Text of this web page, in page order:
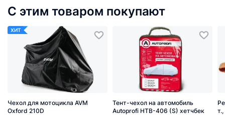
С этим товаром покупают
ХИТ
Чехол для мотоцикла AVM
Oxford 210D
Тент-чехол на автомобиль
Autoprofi HTB-406 (S) хетчбек